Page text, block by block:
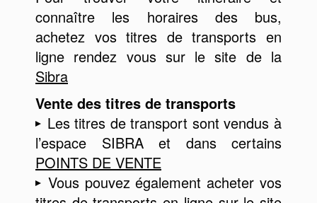
connaître les horaires des bus,
achetez vos titres de transports en
ligne rendez vous sur le site de la
Sibra
Vente des titres de transports
Les titres de transport sont vendus à
l’espace SIBRA et dans certains
POINTS DE VENTE
Vous pouvez également acheter vos